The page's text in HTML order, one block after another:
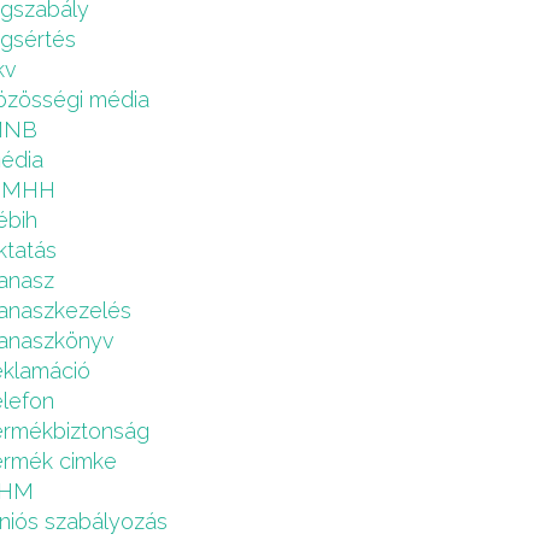
média
cimke
szabályozás